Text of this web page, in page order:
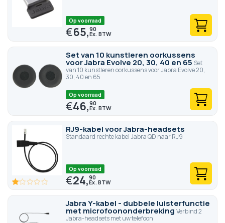
Op voorraad
€65,90
Set van 10 kunstleren oorkussens
voor Jabra Evolve 20, 30, 40 en 65 Set
van 10 kunstleren oorkussens voor Jabra Evolve 20,
30, 40 en 65
Op voorraad
€46,90
RJ9-kabel voor Jabra-headsets
Standaard rechte kabel Jabra QD naar RJ9
20 100
Op voorraad
€24,90
Jabra Y-kabel - dubbele luisterfunctie
met microfoononderbreking Verbind 2
Jabra-headsets met uw telefoon